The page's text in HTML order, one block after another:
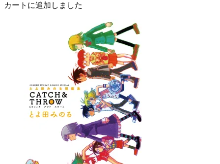
カートに追加しました